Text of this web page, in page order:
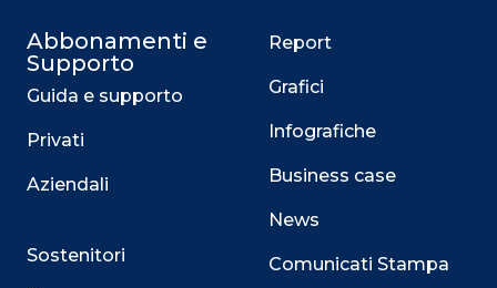
Abbonamenti e
Supporto
Guida e supporto
Privati
Aziendali
Sostenitori
Report
Grafici
Infografiche
Business case
News
Comunicati Stampa